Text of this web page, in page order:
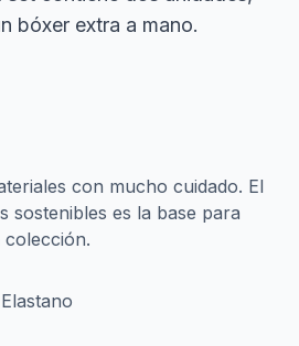
bóxer extra a mano.
con mucho cuidado. El
sostenibles es la base para